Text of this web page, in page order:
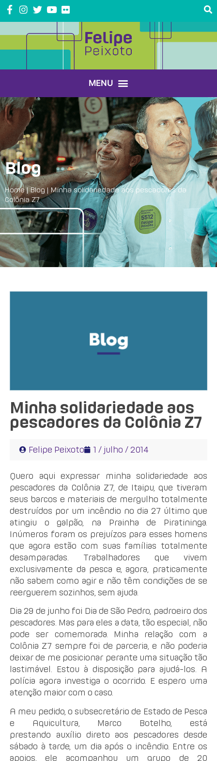
Blog
Home|Blog| Minha solidariedade aos pescadores da
Colônia Z7
Minha solidariedade aos
pescadores da Colônia Z7
Felipe Peixoto 1 / julho / 2014
Quero aqui expressar minha solidariedade aos
pescadores da Colônia Z7, de Itaipu, que tiveram
seus barcos e materiais de mergulho totalmente
destruídos por um incêndio no dia 27 último que
atingiu o galpão, na Prainha de Piratininga.
Inúmeros foram os prejuízos para esses homens
que agora estão com suas famílias totalmente
desamparadas. Trabalhadores que vivem
exclusivamente da pesca e, agora, praticamente
não sabem como agir e não têm condições de se
reerguerem sozinhos, sem ajuda.
Dia 29 de junho foi Dia de São Pedro, padroeiro dos
pescadores. Mas para eles a data, tão especial, não
pode ser comemorada. Minha relação com a
Colônia Z7 sempre foi de parceria, e não poderia
deixar de me posicionar perante uma situação tão
lastimável. Estou à disposição para ajudá-los. A
polícia agora investiga o ocorrido. E espero uma
atenção maior com o caso.
A meu pedido, o subsecretário de Estado de Pesca
e Aquicultura, Marco Botelho, está
prestando auxílio direto aos pescadores desde
sábado à tarde, um dia após o incêndio. Entre os
apoios, ele acompanhou um grupo de 20